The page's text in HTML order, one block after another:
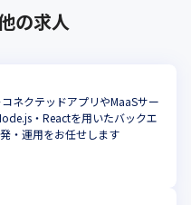
の求人
ネクテッドアプリやMaaSサー
・Reactを用いたバックエ
・運用をお任せします